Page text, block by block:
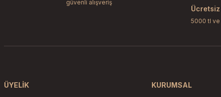
Ürün fiyatı diğer sitelerden daha pahalı.
güvenli alışveriş
5000 tl
ÜYELIK KURUMSAL